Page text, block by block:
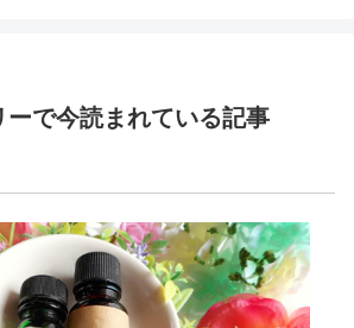
ーで今読まれている記事